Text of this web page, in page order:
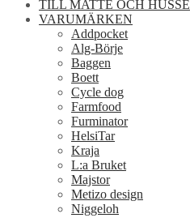
TILL MATTE OCH HUSSE
VARUMÄRKEN
Addpocket
Alg-Börje
Baggen
Boett
Cycle dog
Farmfood
Furminator
HelsiTar
Kraja
L:a Bruket
Majstor
Metizo design
Niggeloh